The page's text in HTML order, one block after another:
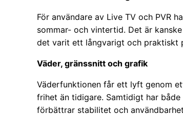
För användare av Live TV och PVR
sommar- och vintertid. Det är
det varit ett långvarigt och praktiskt
Väder, gränssnitt och grafik
Väderfunktionen får ett lyft genom
frihet än tidigare. Samtidigt har
förbättrar stabilitet och